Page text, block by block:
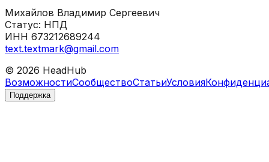
Михайлов Владимир Сергеевич
Статус: НПД
ИНН 673212689244
text.textmark@gmail.com
© 2026 HeadHub
ВозможностиСообществоСтатьиУсловия
Поддержка